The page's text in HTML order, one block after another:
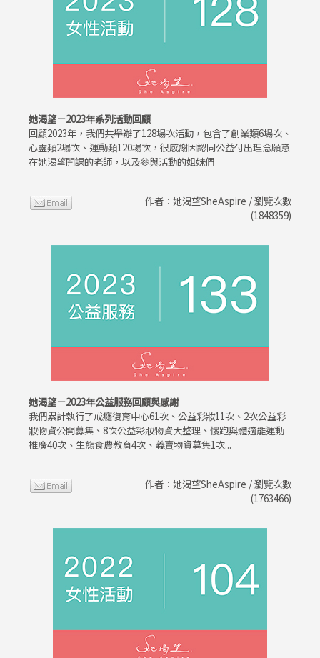
她渴望－2023年系列活動回顧
回顧2023年，我們共舉辦了128場次活動，包含了創業類6場次、
心靈類2場次、運動類120場次，很感謝因認同公益付出理念願意
在她渴望開課的老師，以及參與活動的姐妹們
作者：她渴望SheAspire / 瀏覽次數
(1848359)
她渴望－2023年公益服務回顧與感謝
我們累計執行了戒癮復育中心61次、公益彩妝11次、2次公益彩
妝物資公開募集、8次公益彩妝物資大整理、慢跑與體適能運動
推廣40次、生態食農教育4次、義賣物資募集1次...
作者：她渴望SheAspire / 瀏覽次數
(1763466)